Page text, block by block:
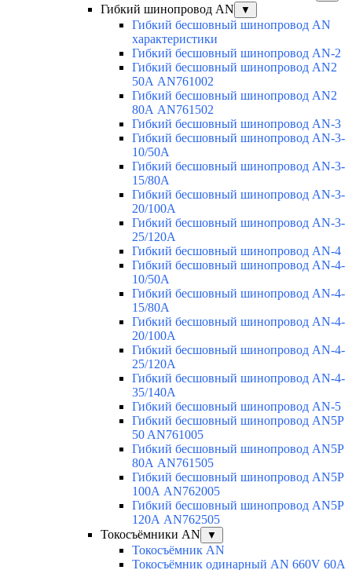
Гибкий шинопровод AN ▼
Гибкий бесшовный шинопровод AN
характеристики
Гибкий бесшовный шинопровод AN-2
Гибкий бесшовный шинопровод AN2
50А AN761002
Гибкий бесшовный шинопровод AN2
80А AN761502
Гибкий бесшовный шинопровод AN-3
Гибкий бесшовный шинопровод AN-3-
10/50A
Гибкий бесшовный шинопровод AN-3-
15/80A
Гибкий бесшовный шинопровод AN-3-
20/100A
Гибкий бесшовный шинопровод AN-3-
25/120A
Гибкий бесшовный шинопровод AN-4
Гибкий бесшовный шинопровод AN-4-
10/50A
Гибкий бесшовный шинопровод AN-4-
15/80A
Гибкий бесшовный шинопровод AN-4-
20/100A
Гибкий бесшовный шинопровод AN-4-
25/120A
Гибкий бесшовный шинопровод AN-4-
35/140A
Гибкий бесшовный шинопровод AN-5
Гибкий бесшовный шинопровод AN5P
50 AN761005
Гибкий бесшовный шинопровод AN5P
80А AN761505
Гибкий бесшовный шинопровод AN5P
100А AN762005
Гибкий бесшовный шинопровод AN5P
120А AN762505
Токосъёмники AN
▼
Токосъёмник AN
Токосъёмник одинарный AN 660V 60A